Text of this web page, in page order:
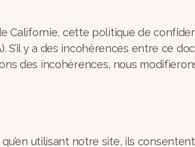
Californie, cette politique de
S’il y a des incohérences entre ce
des incohérences, nous
utilisant notre site, ils consentent